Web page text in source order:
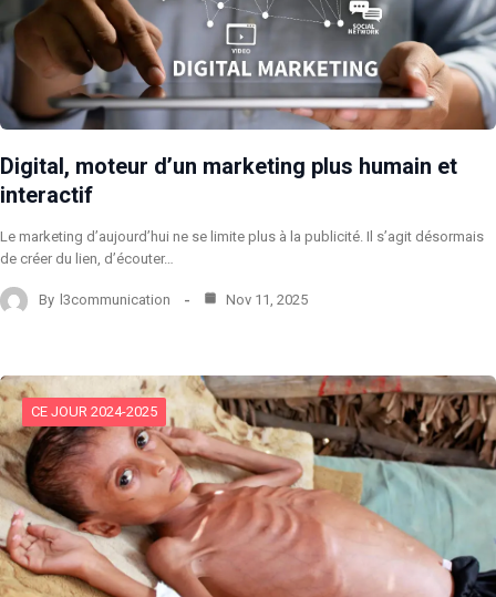
Digital, moteur d’un marketing plus humain et
interactif
Le marketing d’aujourd’hui ne se limite plus à la publicité. Il s’agit désormais
de créer du lien, d’écouter…
By l3communication Nov 11, 2025
CE JOUR 2024-2025